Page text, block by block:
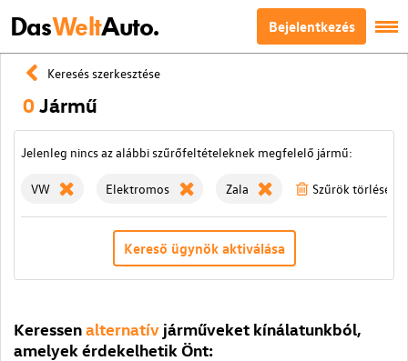
DasWeltAuto. Bejelentkezés
Keresés szerkesztése
0Jármű
Jelenleg nincs az alábbi szűrőfeltételeknek megfelelő jármű:
VW Elektromos Zala Szűrök törlése
Kereső ügynök aktiválása
Keressenalternatív járműveket kínálatunkból,
amelyek érdekelhetik Önt: